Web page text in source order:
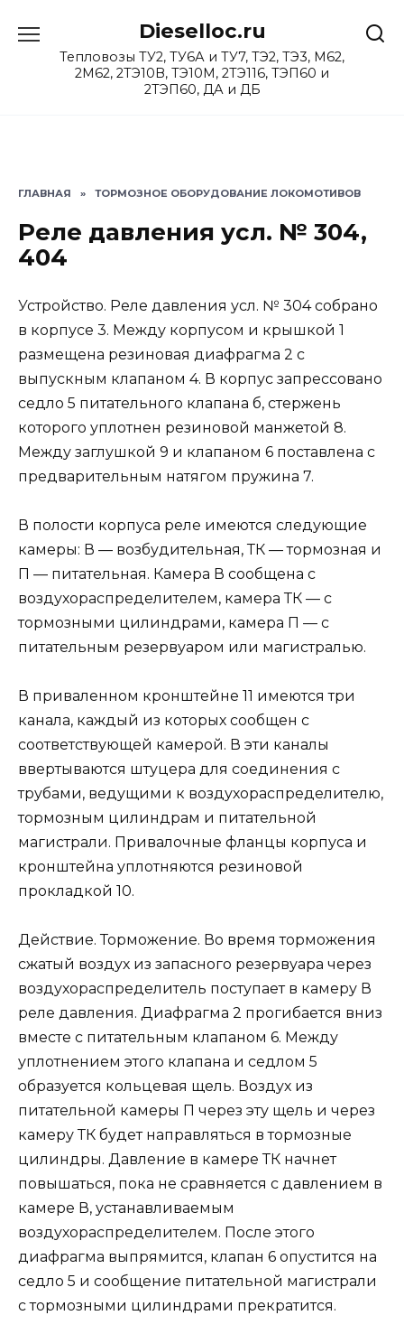
содержанию
Dieselloc.ru
Тепловозы ТУ2, ТУ6А и ТУ7, ТЭ2, ТЭ3, М62,
2М62, 2ТЭ10В, ТЭ10М, 2ТЭ116, ТЭП60 и
2ТЭП60, ДА и ДБ
ГЛАВНАЯ » ТОРМОЗНОЕ ОБОРУДОВАНИЕ ЛОКОМОТИВОВ
Реле давления уcл. № 304,
404
Устройство. Реле давления уcл. № 304 собрано
в корпусе 3. Между корпусом и крышкой 1
размещена резиновая диафрагма 2 с
выпускным клапаном 4. В корпус запрессовано
седло 5 питательного клапана б, стержень
которого уплотнен резиновой манжетой 8.
Между заглушкой 9 и клапаном 6 поставлена с
предварительным натягом пружина 7.
В полости корпуса реле имеются следующие
камеры: В — возбудительная, ТК — тормозная и
П — питательная. Камера В сообщена с
воздухораспределителем, камера ТК — с
тормозными цилиндрами, камера П — с
питательным резервуаром или магистралью.
В приваленном кронштейне 11 имеются три
канала, каждый из которых сообщен с
соответствующей камерой. В эти каналы
ввертываются штуцера для соединения с
трубами, ведущими к воздухораспределителю,
тормозным цилиндрам и питательной
магистрали. Привалочные фланцы корпуса и
кронштейна уплотняются резиновой
прокладкой 10.
Действие. Торможение. Во время торможения
сжатый воздух из запасного резервуара через
воздухораспределитель поступает в камеру В
реле давления. Диафрагма 2 прогибается вниз
вместе с питательным клапаном 6. Между
уплотнением этого клапана и седлом 5
образуется кольцевая щель. Воздух из
питательной камеры П через эту щель и через
камеру ТК будет направляться в тормозные
цилиндры. Давление в камере ТК начнет
повышаться, пока не сравняется с давлением в
камере В, устанавливаемым
воздухораспределителем. После этого
диафрагма выпрямится, клапан 6 опустится на
седло 5 и сообщение питательной магистрали
с тормозными цилиндрами прекратится.